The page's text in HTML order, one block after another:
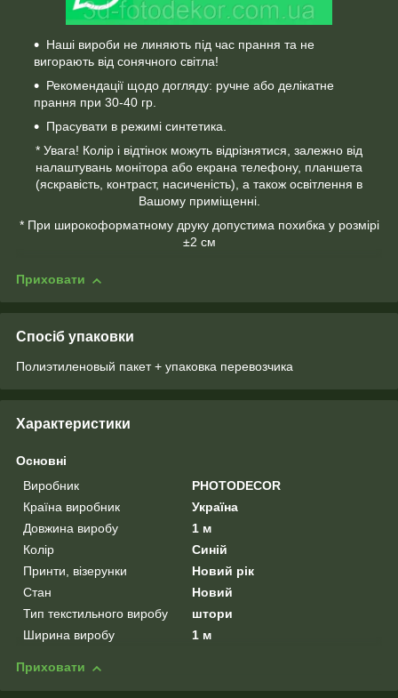
Наші вироби не линяють під час прання та не
вигорають від сонячного світла!
Рекомендації щодо догляду: ручне або делікатне
прання при 30-40 гр.
Прасувати в режимі синтетика.
* Увага! Колір і відтінок можуть відрізнятися, залежно від
налаштувань монітора або екрана телефону, планшета
(яскравість, контраст, насиченість), а також освітлення в
Вашому приміщенні.
* При широкоформатному друку допустима похибка у розмірі
±2 см
Приховати
Спосіб упаковки
Полиэтиленовый пакет + упаковка перевозчика
Характеристики
Основні
Виробник
PHOTODECOR
Країна виробник
Україна
Довжина виробу
1 м
Колір
Синій
Принти, візерунки
Новий рік
Стан
Новий
Тип текстильного виробу
штори
Ширина виробу
1 м
Приховати